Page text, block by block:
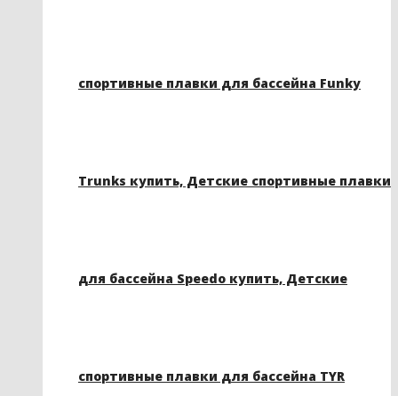
спортивные плавки для бассейна Funky
Trunks купить, Детские спортивные плавки
для бассейна Speedo купить, Детские
спортивные плавки для бассейна TYR